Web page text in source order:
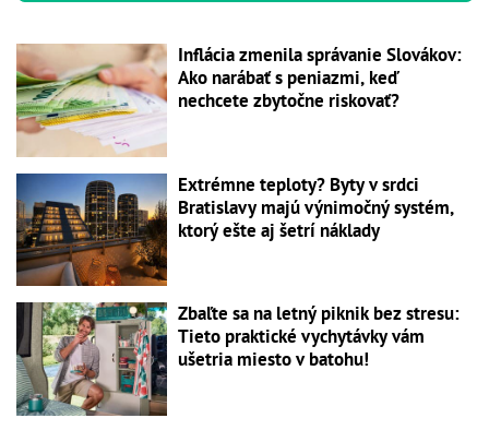
Inflácia zmenila správanie Slovákov:
Ako narábať s peniazmi, keď
nechcete zbytočne riskovať?
Extrémne teploty? Byty v srdci
Bratislavy majú výnimočný systém,
ktorý ešte aj šetrí náklady
Zbaľte sa na letný piknik bez stresu:
Tieto praktické vychytávky vám
ušetria miesto v batohu!